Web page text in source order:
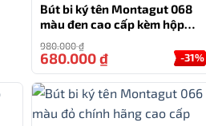
còn mang ý
giá trị tinh
Bút bi ký tên Montagut 068
màu đen cao cấp kèm hộp
đựng và túi
980.000₫
-31%
680.000₫